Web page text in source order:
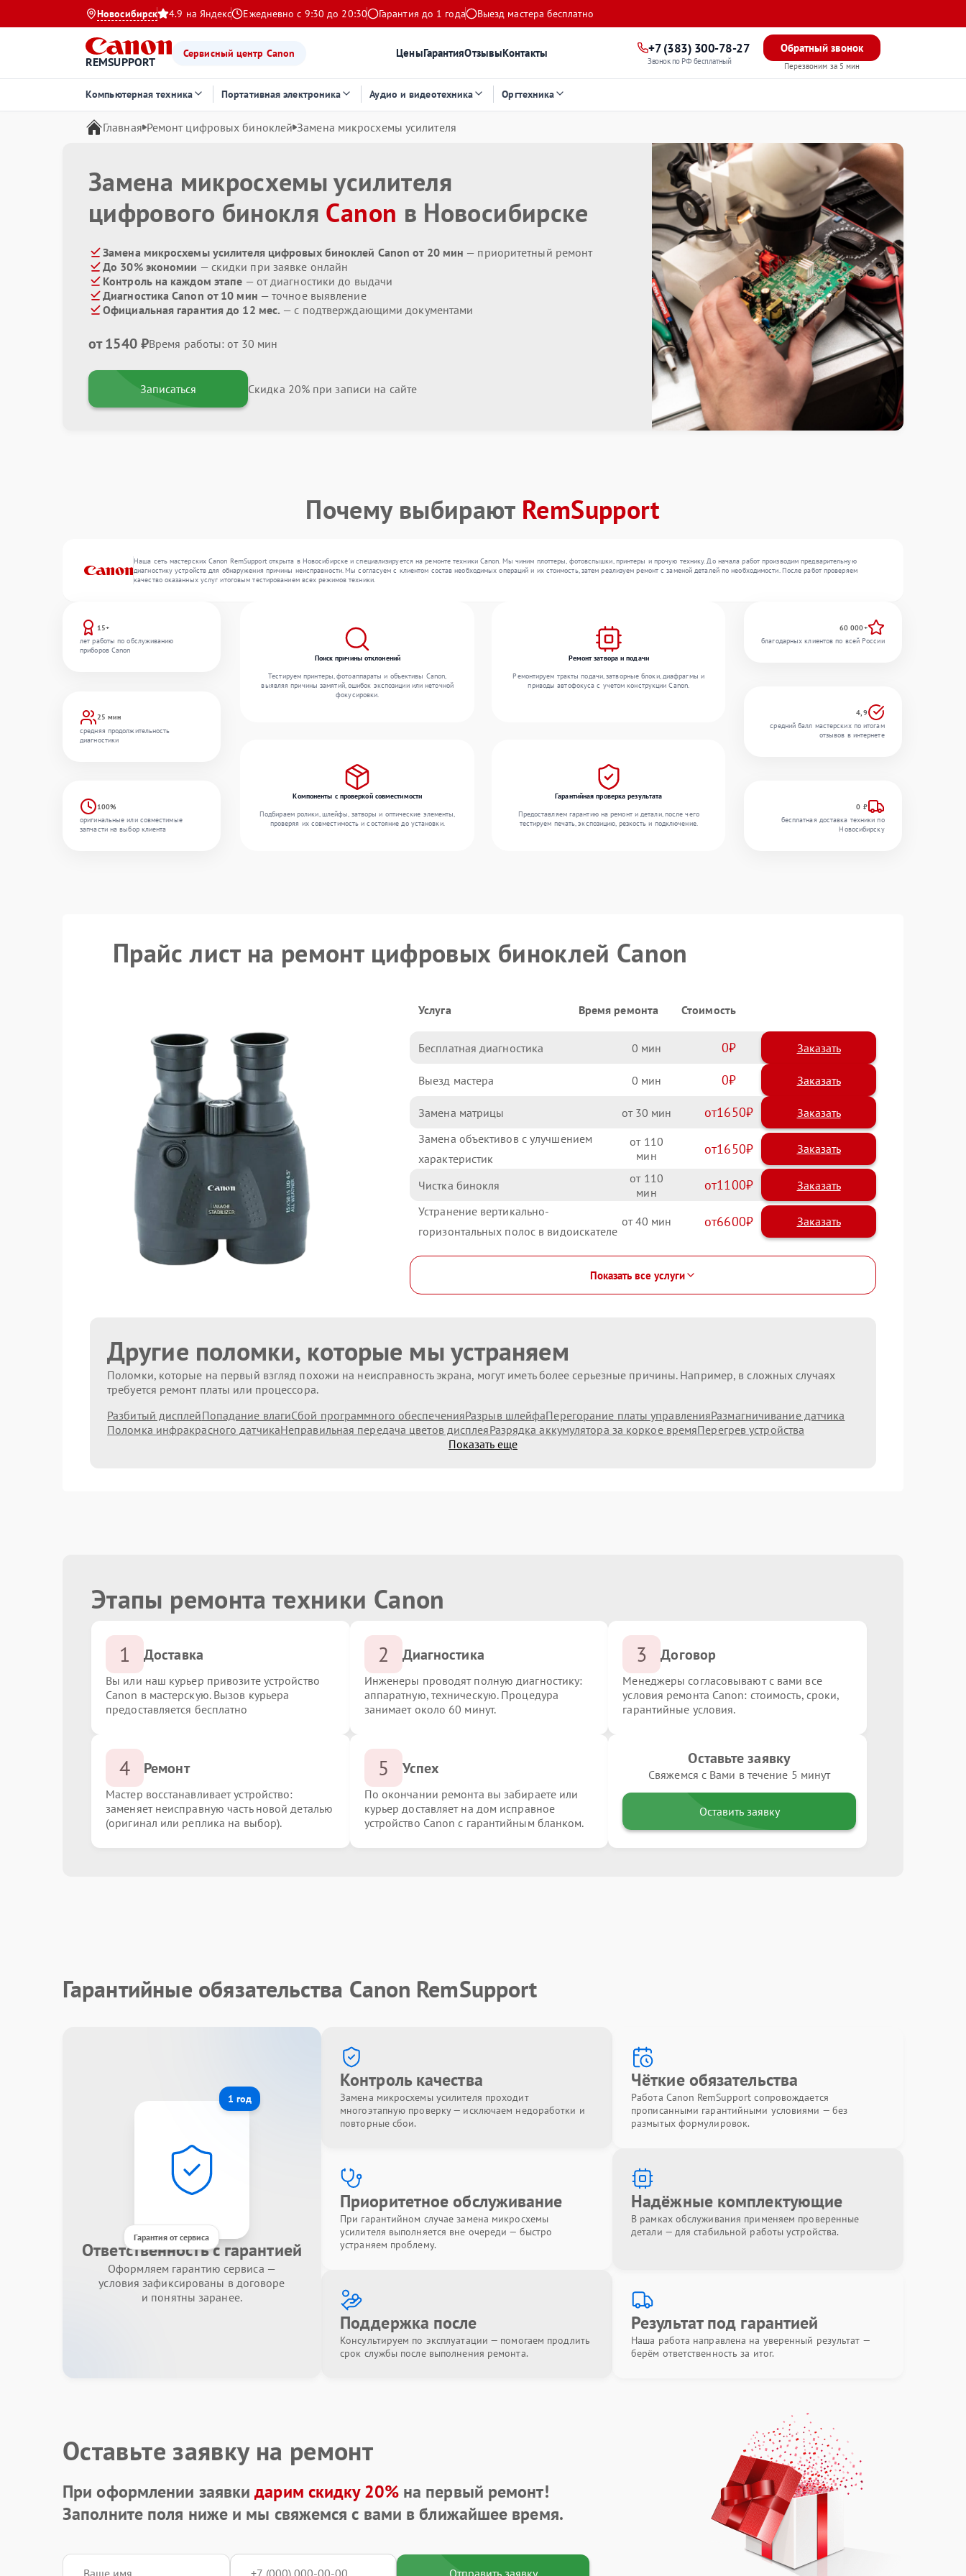
Новосибирск 4.9 на Яндекс Ежедневно с 9:30 до 20:30 Гарантия до 1 года Выезд мастера бесплатно
REMSUPPORT
Сервисный центр Canon ЦеныГарантияОтзывыКонтакты +7 (383) 300-78-27
Звонок по РФ бесплатный
Обратный звонок
Перезвоним за 5 мин
Компьютерная техника Портативная электроника Аудио и видеотехника Оргтехника
Главная Ремонт цифровых биноклей Замена микросхемы усилителя
Замена микросхемы усилителя
цифрового бинокля Canon в Новосибирске
Замена микросхемы усилителя цифровых биноклей Canon от 20 мин — приоритетный ремонт
До 30% экономии — скидки при заявке онлайн
Контроль на каждом этапе — от диагностики до выдачи
Диагностика Canon от 10 мин — точное выявление
Официальная гарантия до 12 мес. — с подтверждающими документами
от 1540 ₽Время работы: от 30 мин
Записаться Скидка 20% при записи на сайте
Почему выбирают RemSupport
Наша сеть мастерских Canon RemSupport открыта в Новосибирске и специализируется на ремонте техники Canon. Мы чиним плоттеры, фотовспышки, принтеры и прочую технику. До начала работ производим предварительную
диагностику устройств для обнаружения причины неисправности. Мы согласуем с клиентом состав необходимых операций и их стоимость, затем реализуем ремонт с заменой деталей по необходимости. После работ проверяем
качество оказанных услуг итоговым тестированием всех режимов техники.
15+
лет работы по обслуживанию
приборов Canon
25 мин
средняя продолжительность
диагностики
100%
оригинальные или совместимые
запчасти на выбор клиента
Поиск причины отклонений
Тестируем принтеры, фотоаппараты и объективы Canon,
выявляя причины замятий, ошибок экспозиции или неточной
фокусировки.
Ремонт затвора и подачи
Ремонтируем тракты подачи, затворные блоки, диафрагмы и
приводы автофокуса с учетом конструкции Canon.
Компоненты с проверкой совместимости
Подбираем ролики, шлейфы, затворы и оптические элементы,
проверяя их совместимость и состояние до установки.
Гарантийная проверка результата
Предоставляем гарантию на ремонт и детали, после чего
тестируем печать, экспозицию, резкость и подключение.
60 000+
благодарных клиентов по всей России
4,9
средний балл мастерских по итогам
отзывов в интернете
0 ₽
бесплатная доставка техники по
Новосибирску
Прайс лист на ремонт цифровых биноклей Canon
Услуга Время ремонта Стоимость
Бесплатная диагностика 0 0 Заказать
Выезд мастера 0 0 Заказать
Замена матрицы 30 1650
Замена объективов с улучшением
характеристик
110 1650
Чистка бинокля 110 1100
Устранение вертикально-
горизонтальных полос в видоискателе
40 6600
Показать все услуги
Другие поломки, которые мы устраняем
Поломки, которые на первый взгляд похожи на неисправность экрана, могут иметь более серьезные причины. Например, в сложных случаях
требуется ремонт платы или процессора.
Разбитый дисплейПопадание влагиСбой программного обеспеченияРазрыв шлейфаПерегорание платы управленияРазмагничивание датчика
Поломка инфракрасного датчикаНеправильная передача цветов дисплеяРазрядка аккумулятора за коркое времяПерегрев устройства
Показать еще
Этапы ремонта техники Canon
1 Доставка
Вы или наш курьер привозите устройство
Canon в мастерскую. Вызов курьера
предоставляется бесплатно
2 Диагностика
Инженеры проводят полную диагностику:
аппаратную, техническую. Процедура
занимает около 60 минут.
3 Договор
Менеджеры согласовывают с вами все
условия ремонта Canon: стоимость, сроки,
гарантийные условия.
4 Ремонт
Мастер восстанавливает устройство:
заменяет неисправную часть новой деталью
(оригинал или реплика на выбор).
5 Успех
По окончании ремонта вы забираете или
курьер доставляет на дом исправное
устройство Canon с гарантийным бланком.
Оставьте заявку
Свяжемся с Вами в течение 5 минут
Оставить заявку
Гарантийные обязательства Canon RemSupport
1 год
Гарантия от сервиса
Ответственность с гарантией
Оформляем гарантию сервиса —
условия зафиксированы в договоре
и понятны заранее.
Контроль качества
Замена микросхемы усилителя проходит
многоэтапную проверку — исключаем недоработки и
повторные сбои.
Чёткие обязательства
Работа Canon RemSupport сопровождается
прописанными гарантийными условиями — без
размытых формулировок.
Приоритетное обслуживание
При гарантийном случае замена микросхемы
усилителя выполняется вне очереди — быстро
устраняем проблему.
Надёжные комплектующие
В рамках обслуживания применяем проверенные
детали — для стабильной работы устройства.
Поддержка после
Консультируем по эксплуатации — помогаем продлить
срок службы после выполнения ремонта.
Результат под гарантией
Наша работа направлена на уверенный результат —
берём ответственность за итог.
Оставьте заявку на ремонт
При оформлении заявкидарим скидку 20%на первый ремонт!
Заполните поля ниже и мы свяжемся с вами в ближайшее время.
Отправить заявку